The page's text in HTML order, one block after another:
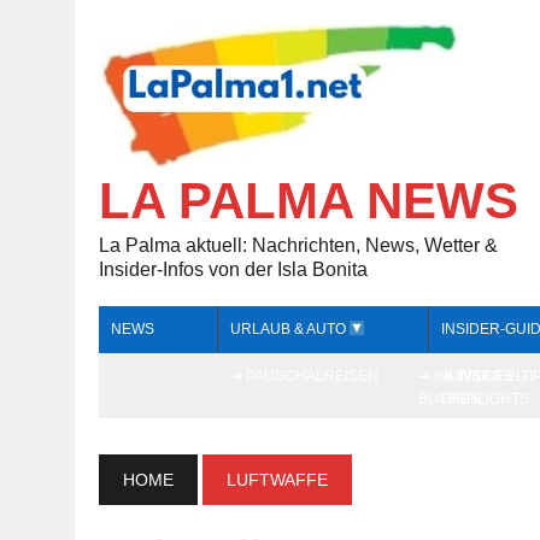
LA PALMA NEWS
La Palma aktuell: Nachrichten, News, Wetter &
Insider-Infos von der Isla Bonita
NEWS URLAUB & AUTO INSIDER-
HOME LUFTWAFFE